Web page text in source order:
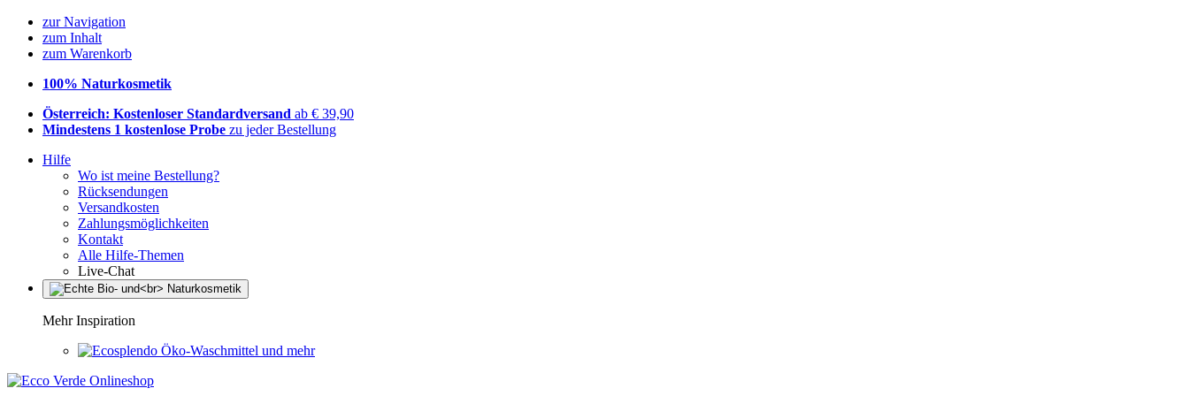
zur Navigation
zum Inhalt
zum Warenkorb
100% Naturkosmetik
Österreich: Kostenloser Standardversand ab € 39,90
Mindestens 1 kostenlose Probe zu jeder Bestellung
Hilfe
Wo ist meine Bestellung?
Rücksendungen
Versandkosten
Zahlungsmöglichkeiten
Kontakt
Alle Hilfe-Themen
Live-Chat
Mehr Inspiration
Öko-Waschmittel und mehr